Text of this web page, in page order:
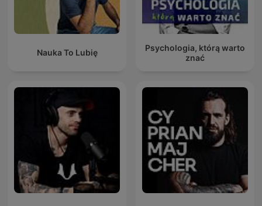
Nauka To Lubię
Psychologia, którą warto
znać